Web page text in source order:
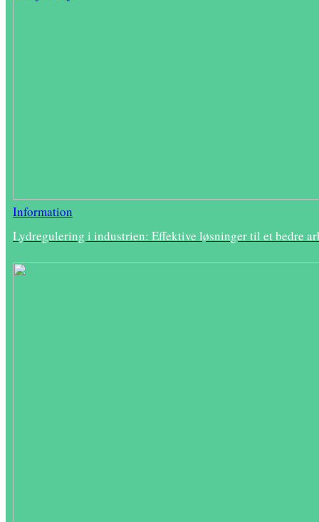
Information
Lydregulering i industrien: Effektive løsninger til et bedre